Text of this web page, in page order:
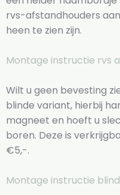
rvs-afstandhouders
heen te zien zijn.
Montage instructie rvs
Wilt u geen bevesting
blinde variant, hierbij
magneet en hoeft u
boren. Deze is
€5,-.
Montage instructie